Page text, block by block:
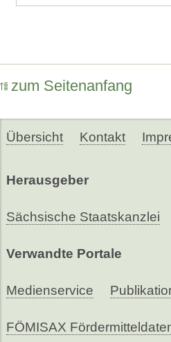
zum Seitenanfang
Übersicht Kontakt
Herausgeber
Sächsische Staatskanzlei
Verwandte Portale
Medienservice
FÖMISAX